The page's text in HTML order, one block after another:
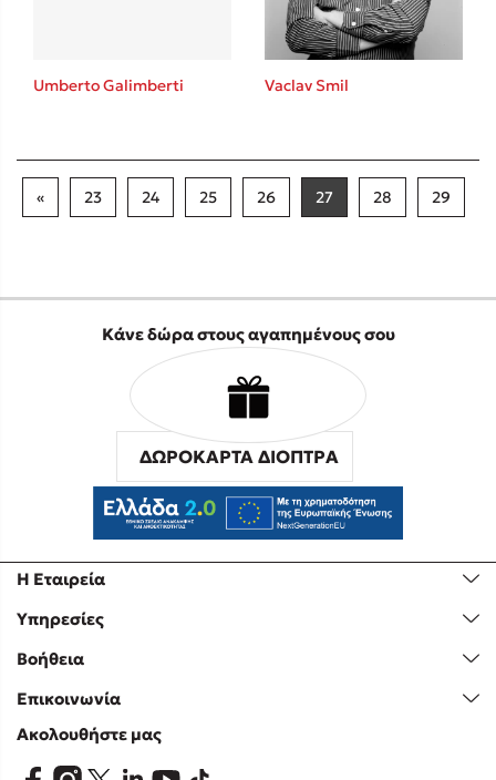
Umberto Galimberti Vaclav Smil
« 23 24 25 26 27 28 29
Η Εταιρεία
Υπηρεσίες
Βοήθεια
Επικοινωνία
Κάνε δώρα στους αγαπημένους σου
ΔΩΡΟΚΑΡΤΑ ΔΙΟΠΤΡΑ
Ακολουθήστε μας